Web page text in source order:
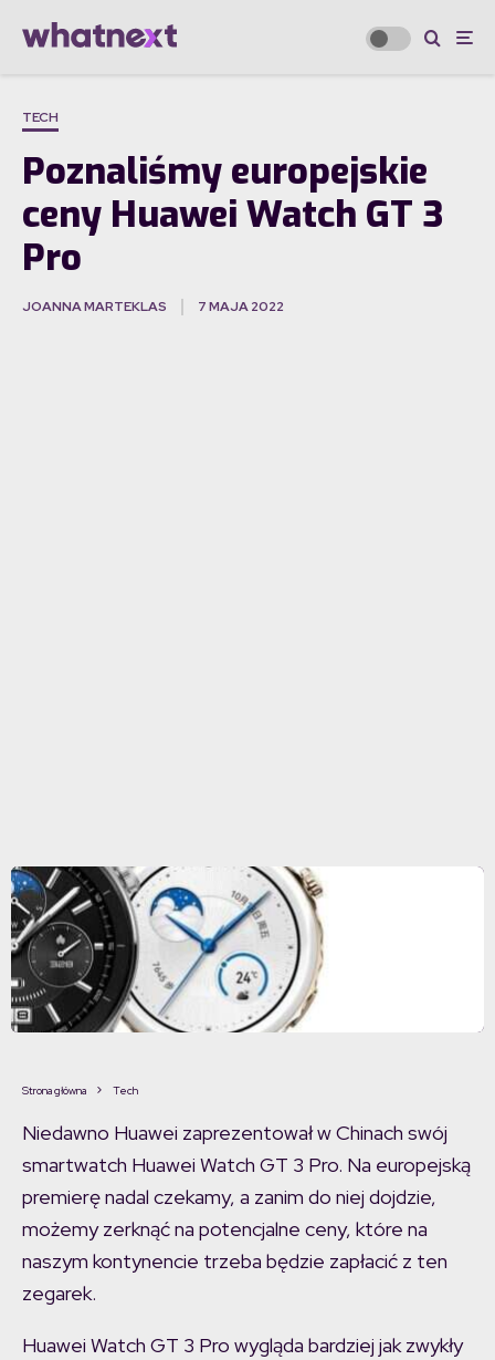
TECH
Poznaliśmy europejskie
ceny Huawei Watch GT 3
Pro
JOANNA MARTEKLAS 7 MAJA 2022
Strona główna Tech
Niedawno Huawei zaprezentował w Chinach swój
smartwatch Huawei Watch GT 3 Pro. Na europejską
premierę nadal czekamy, a zanim do niej dojdzie,
możemy zerknąć na potencjalne ceny, które na
naszym kontynencie trzeba będzie zapłacić z ten
zegarek.
Huawei Watch GT 3 Pro wygląda bardziej jak zwykły